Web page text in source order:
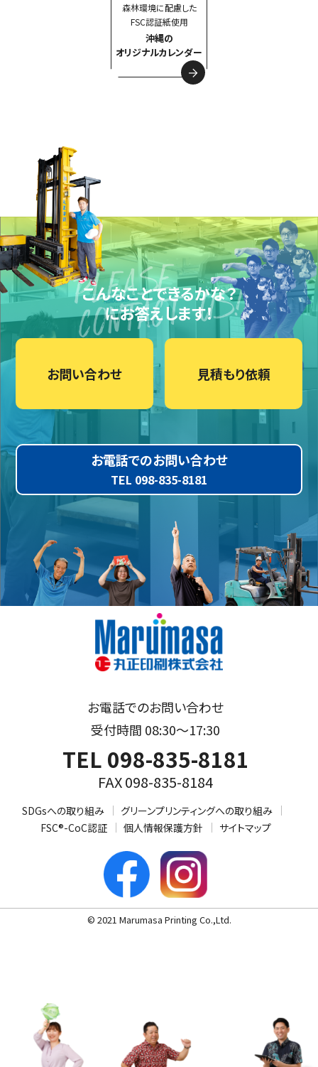
森林環境に配慮した
FSC認証紙使用
沖縄の
オリジナルカレンダー
こんなことできるかな？
にお答えします！
お問い合わせ 見積もり依頼
お電話でのお問い合わせ
TEL 098-835-8181
お電話でのお問い合わせ
受付時間 08:30～17:30
TEL 098-835-8181
FAX 098-835-8184
SDGsへの取り組み
グリーンプリンティングへの取り組み
FSC®-CoC認証
個人情報保護方針 サイトマップ
© 2021 Marumasa Printing Co.,Ltd.